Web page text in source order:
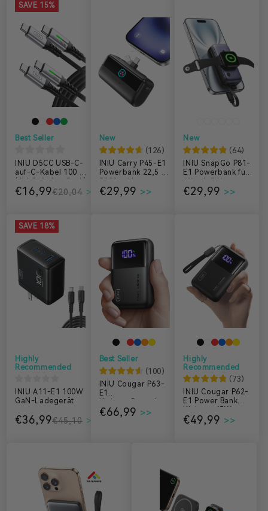
SAVE 15%
Best Seller
INIU D5CC USB-C-
auf-C-Kabel 100 W
€16,99€20,04
New
(126)
INIU Carry P45-E1
Powerbank 22,5 W
€29,99
New
( 64)
INIU SnapGo P81-
E1 Powerbank für
5.000mAh
€29,99
SAVE 18%
Highly
Recommended
INIU A11-E1 100W
GaN-Ladegerät
€36,99€45,10
Best Seller
(100)
INIU Cougar P63-
E1
k mit 100W
25000mAh
€66,99
Highly
Recommended
( 73)
INIU Cougar P62-
E1 Power Bank
20000mAh
€49,99